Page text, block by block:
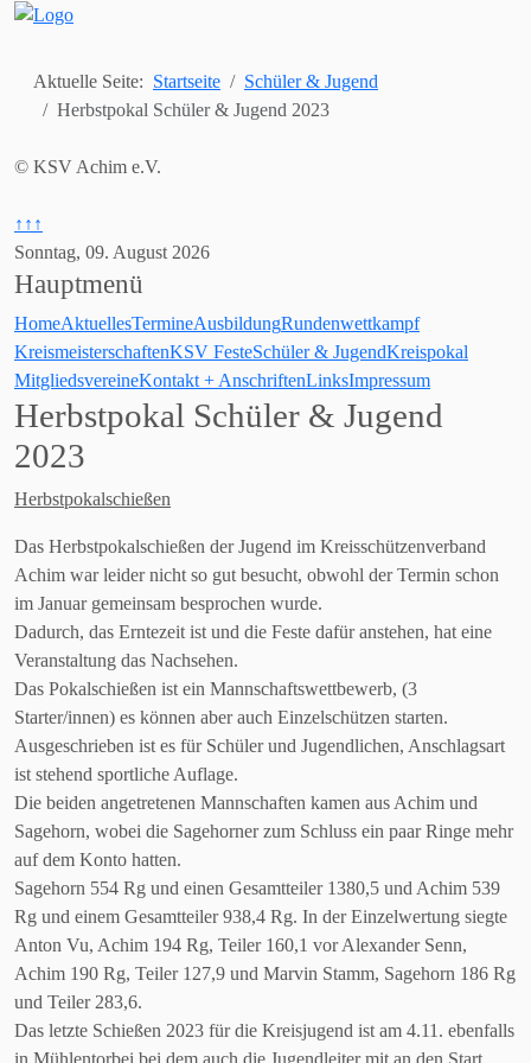
Aktuelle Seite: Startseite
Schüler & Jugend
Herbstpokal Schüler & Jugend 2023
© KSV Achim e.V.
↑↑↑
Sonntag, 09. August 2026
Hauptmenü
HomeAktuellesTermineAusbildungRundenwettkampf
KreismeisterschaftenKSV FesteSchüler & JugendKreispokal
MitgliedsvereineKontakt + AnschriftenLinksImpressum
Herbstpokal Schüler & Jugend
2023
Herbstpokalschießen
Das Herbstpokalschießen der Jugend im Kreisschützenverband
Achim war leider nicht so gut besucht, obwohl der Termin schon
im Januar gemeinsam besprochen wurde.
Dadurch, das Erntezeit ist und die Feste dafür anstehen, hat eine
Veranstaltung das Nachsehen.
Das Pokalschießen ist ein Mannschaftswettbewerb, (3
Starter/innen) es können aber auch Einzelschützen starten.
Ausgeschrieben ist es für Schüler und Jugendlichen, Anschlagsart
ist stehend sportliche Auflage.
Die beiden angetretenen Mannschaften kamen aus Achim und
Sagehorn, wobei die Sagehorner zum Schluss ein paar Ringe mehr
auf dem Konto hatten.
Sagehorn 554 Rg und einen Gesamtteiler 1380,5 und Achim 539
Rg und einem Gesamtteiler 938,4 Rg. In der Einzelwertung siegte
Anton Vu, Achim 194 Rg, Teiler 160,1 vor Alexander Senn,
Achim 190 Rg, Teiler 127,9 und Marvin Stamm, Sagehorn 186 Rg
und Teiler 283,6.
Das letzte Schießen 2023 für die Kreisjugend ist am 4.11. ebenfalls